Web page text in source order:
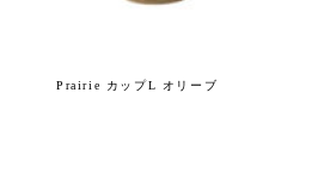
Prairie カップL オリーブ